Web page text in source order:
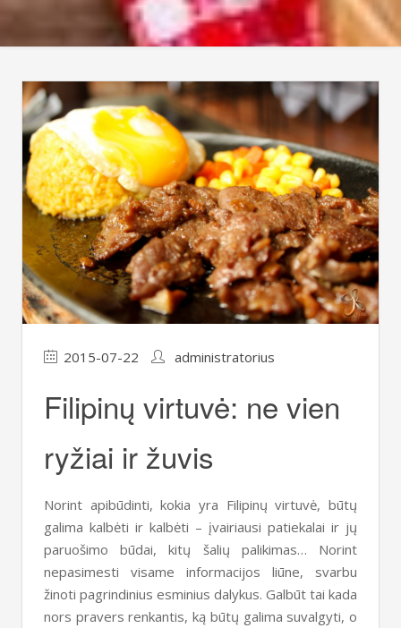
2015-07-22 administratorius
Filipinų virtuvė: ne vien
ryžiai ir žuvis
Norint apibūdinti, kokia yra Filipinų virtuvė, būtų
galima kalbėti ir kalbėti – įvairiausi patiekalai ir jų
paruošimo būdai, kitų šalių palikimas… Norint
nepasimesti visame informacijos liūne, svarbu
žinoti pagrindinius esminius dalykus. Galbūt tai kada
nors pravers renkantis, ką būtų galima suvalgyti, o